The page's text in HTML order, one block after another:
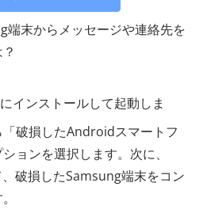
端末からメッセージや連絡先を
インストールして起動しま
破損したAndroidスマートフ
ョンを選択します。次に、
破損したSamsung端末をコン